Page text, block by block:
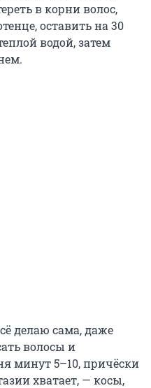
в корни волос,
оставить на 30
водой, затем
делаю сама, даже
волосы и
минут 5–10, причёски
хватает, — косы,